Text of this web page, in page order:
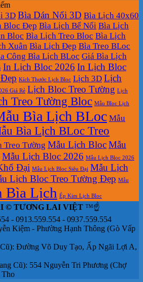
3D Bìa Dán Nổi 3D Bìa Lịch 40x60
Bloc Đẹp Bìa Lịch Bế Nổi Bìa Lịch
Bloc Bìa Lịch Treo Bloc Bìa Lịch
Xuân Bìa Lịch Đẹp Bìa Treo BLoc
Công Bìa Lịch BLoc Giá Bìa Lịch
In Lịch Bloc 2026 In Lịch Bloc
Kích Thước Lịch Bloc Lịch 3D Lịch
Giá Rẻ Lịch Bloc Treo Tường Lịch
Treo Tường Bloc Mẫu Bloc Lịch
Bìa Lịch BLoc Mẫu
Bìa Lịch BLoc Treo
Treo Tường Mẫu Lịch BlocMẫu
Mẫu Lịch Bloc 2026 Mẫu Lịch Bloc 2026
Đại Mẫu Lịch Bloc Siêu Đại Mẫu Lịch
Lịch Bloc Treo Tường Đẹp Mẫu
Bìa Lịch Ép Kim Lịch Bloc
© TƯƠNG LAI VIỆT ™☝️
- 0913.559.554 - 0937.559.554
Kiệm - Phường Hạnh Thông (Gò Vấp
Đường Võ Duy Tạo, Ấp Ngãi Lợi A,
Cũ): 554 Nguyễn Tri Phương (Chợ
Tho